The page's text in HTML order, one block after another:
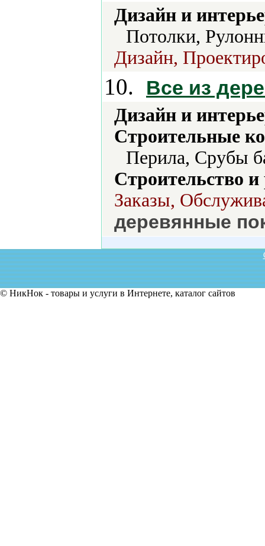
Дизайн и
Потолки,
Дизайн,
10. Все из
Дизайн и
Строительные
Перила, Срубы
Строительство
Заказы,
деревянные
© НикНок - товары и услуги в Интернете, каталог сайтов